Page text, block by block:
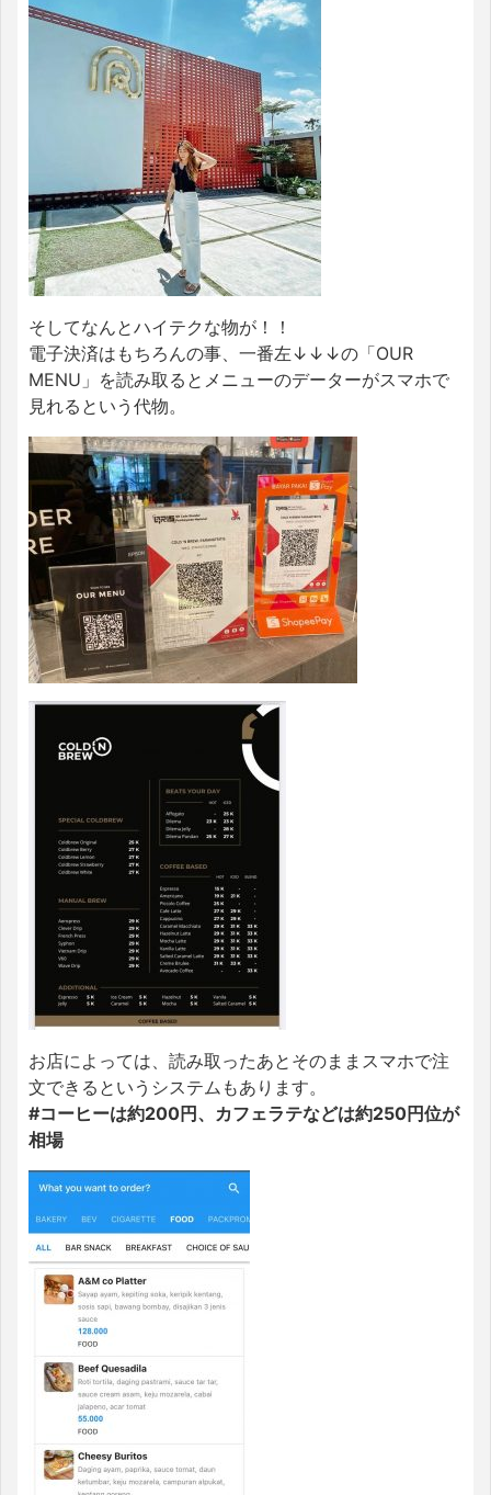
そしてなんとハイテクな物が！！
電子決済はもちろんの事、一番左↓↓↓の「OUR
MENU」を読み取るとメニューのデーターがスマホで
見れるという代物。
お店によっては、読み取ったあとそのままスマホで注
文できるというシステムもあります。
#コーヒーは約200円、カフェラテなどは約250円位が
相場